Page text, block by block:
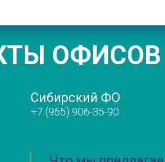
ОФИСОВ
Сибирский ФО
+7 (965) 906-35-90